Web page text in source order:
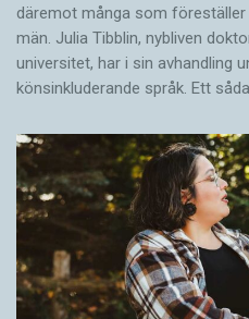
där­emot många som
män. Julia Tibblin, nybliven
universitet, har i sin avhandling
könsinkluderande språk. Ett